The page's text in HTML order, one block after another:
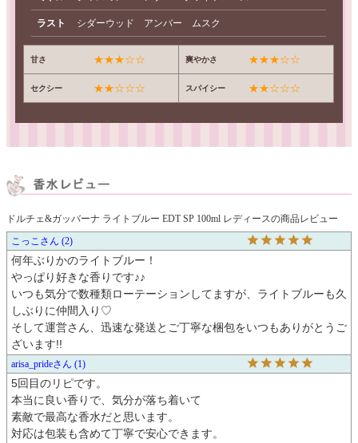
ラスト シダーウッド アンバー ムスク
甘さ ★★★☆☆ 爽やかさ ★★★☆☆
セクシー ★★☆☆☆ スパイシー ★★☆☆☆
ドルチェ&ガッバーナ ライトブルー EDT SP 100ml レディースの商品レビュー
こっこ
2
何年ぶりかのライトブルー！
やっぱり好きな香りです♪♪
いつも気分で数種類ローテーションしてますが、ライトブルーも久
しぶりに仲間入り♡
そして運営さん、迅速な発送とご丁寧な梱包をいつもありがとうご
ざいます!!
arisa_pride 1
5回目のリピです。
本当に良い香りで、気分が落ち着いて
素敵で最高な香水だと思います。
対応は包装も含めて丁寧で安心できます。